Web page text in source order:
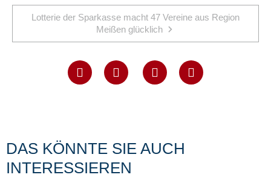
Lotterie der Sparkasse macht 47 Vereine aus Region
Meißen glücklich
DAS KÖNNTE SIE AUCH
INTERESSIEREN